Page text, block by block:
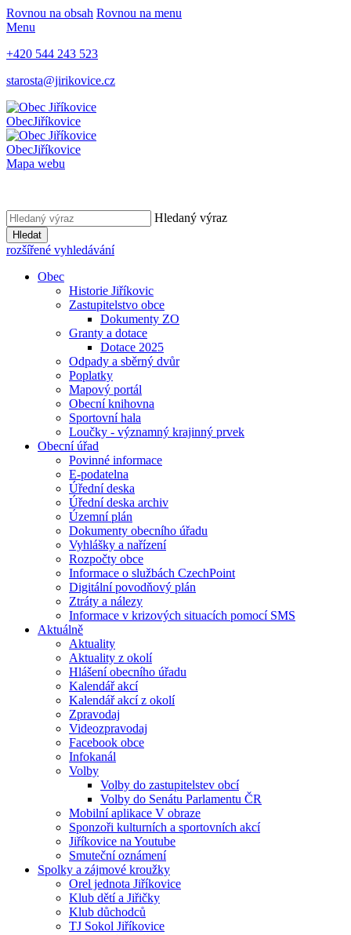
Rovnou na obsah Rovnou na menu
Menu
+420 544 243 523
starosta@jirikovice.cz
ObecJiříkovice
ObecJiříkovice
Mapa webu
Hledaný výraz
Hledat
rozšířené vyhledávání
Obec
Historie Jiříkovic
Zastupitelstvo obce
Dokumenty ZO
Granty a dotace
Dotace 2025
Odpady a sběrný dvůr
Poplatky
Mapový portál
Obecní knihovna
Sportovní hala
Loučky - významný krajinný prvek
Obecní úřad
Povinné informace
E-podatelna
Úřední deska
Úřední deska archiv
Územní plán
Dokumenty obecního úřadu
Vyhlášky a nařízení
Rozpočty obce
Informace o službách CzechPoint
Digitální povodňový plán
Ztráty a nálezy
Informace v krizových situacích pomocí SMS
Aktuálně
Aktuality
Aktuality z okolí
Hlášení obecního úřadu
Kalendář akcí
Kalendář akcí z okolí
Zpravodaj
Videozpravodaj
Facebook obce
Infokanál
Volby
Volby do zastupitelstev obcí
Volby do Senátu Parlamentu ČR
Mobilní aplikace V obraze
Sponzoři kulturních a sportovních akcí
Jiříkovice na Youtube
Smuteční oznámení
Spolky a zájmové kroužky
Orel jednota Jiříkovice
Klub dětí a Jiřičky
Klub důchodců
TJ Sokol Jiříkovice